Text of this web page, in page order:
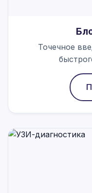
Точечное